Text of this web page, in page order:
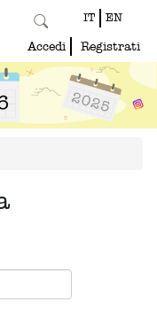
IT EN
Accedi Registrati